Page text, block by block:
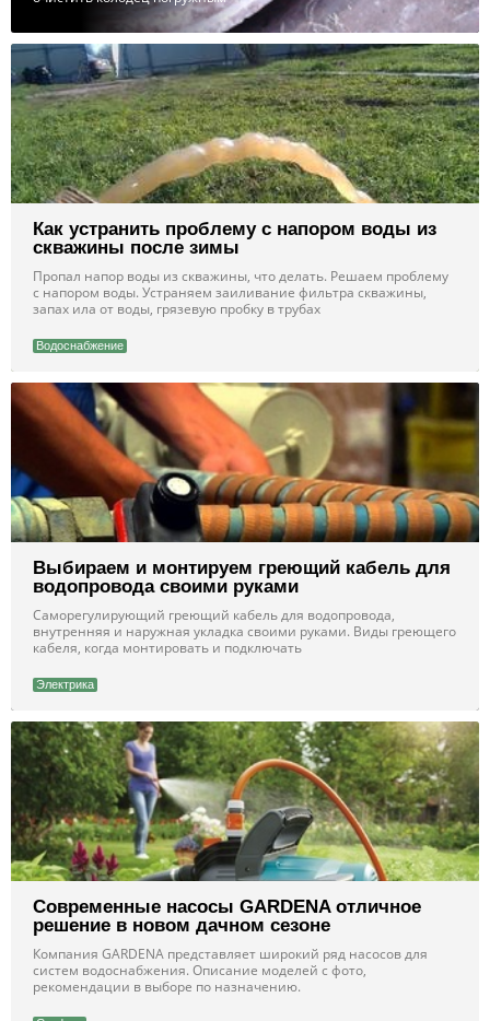
насосом - пошаговая
инструкция от опытного
садовода
Как устранить проблему с напором воды из
скважины после зимы
Пропал напор воды из скважины, что делать. Решаем проблему
с напором воды. Устраняем заиливание фильтра скважины,
запах ила от воды, грязевую пробку в трубах
Водоснабжение
Выбираем и монтируем греющий кабель для
водопровода своими руками
Саморегулирующий греющий кабель для водопровода,
внутренняя и наружная укладка своими руками. Виды греющего
кабеля, когда монтировать и подключать
Электрика
Современные насосы GARDENA отличное
решение в новом дачном сезоне
Компания GARDENA представляет широкий ряд насосов для
систем водоснабжения. Описание моделей с фото,
рекомендации в выборе по назначению.